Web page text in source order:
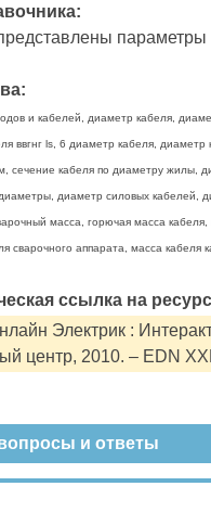
параметры
и кабелей, диаметр кабеля,
ввгнг ls, 6 диаметр кабеля,
сечение кабеля по диаметру жилы,
диаметр силовых кабелей,
масса, горючая масса
сварочного аппарата, масса кабеля
ссылка на
Электрик :
центр, 2010. – EDN
и ответы